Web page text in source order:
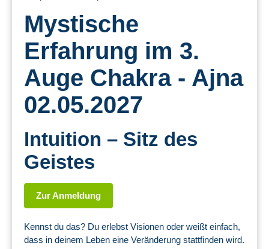
Mystische
Erfahrung im 3.
Auge Chakra - Ajna
02.05.2027
Intuition – Sitz des
Geistes
Zur Anmeldung
Kennst du das? Du erlebst Visionen oder weißt einfach,
dass in deinem Leben eine Veränderung stattfinden wird.